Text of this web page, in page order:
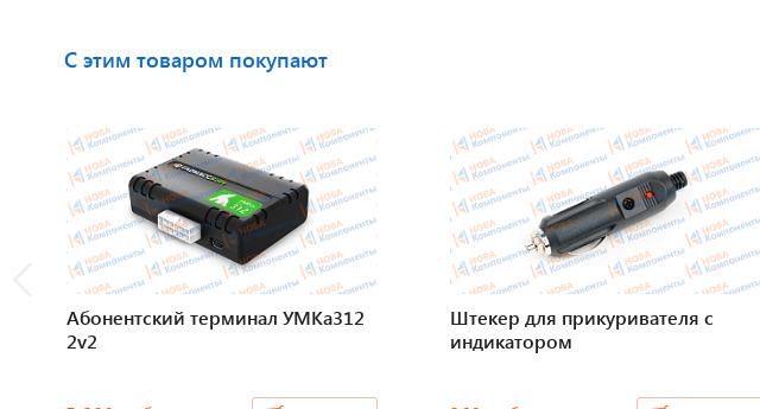
С этим товаром покупают
Абонентский терминал УМКа312
2v2
Штекер для прикуривателя с
индикатором